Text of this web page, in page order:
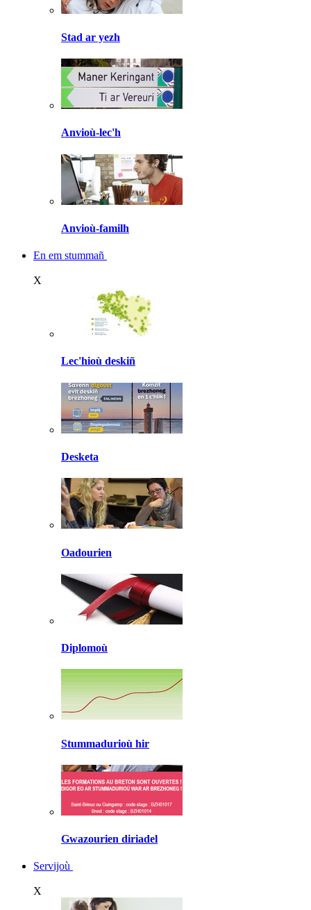
Stad ar yezh
Anvioù-lec'h
Anvioù-familh
En em stummañ
X
Lec'hioù deskiñ
Desketa
Oadourien
Diplomoù
Stummadurioù hir
Gwazourien diriadel
Servijoù
X